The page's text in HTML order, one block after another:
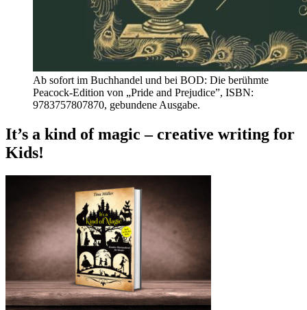
Ab sofort im Buchhandel und bei BOD: Die berühmte
Peacock-Edition von „Pride and Prejudice”, ISBN:
9783757807870, gebundene Ausgabe.
It’s a kind of magic – creative writing for
Kids!